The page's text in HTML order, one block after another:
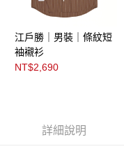
江戶勝｜男裝｜條紋短
袖襯衫
NT$2,690
詳細說明